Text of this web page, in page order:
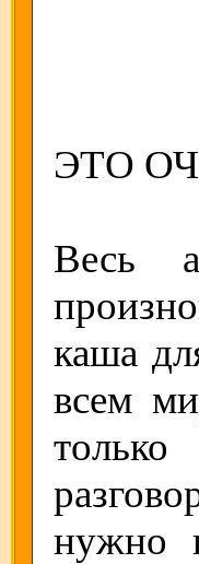
ЭТО
Весь
каша
всем
нужно